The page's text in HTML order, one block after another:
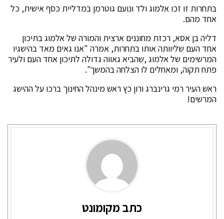
בתחרות זו זכו אלמוג ולד ונועם גוטרמן במדליית כסף אישית, כל
אחד מהם.
דליה בן אסא, רכזת מחוננים ארצית והמורה של אלמוג בתיכון
אחד העם שליוותה אותו בתחרות, אמרה "אנו גאים מאד בהישגיו
המרשימים של אלמוג ,שהביא גאווה גדולה לתיכון אחד העם ולעיר
פתח תקוה, ומאחלים לו הצלחה בהמשך".
ראש העיר רמי גרינברג ורון כץ ראש מינהל החינוך ברכו על ההישג
המרשים!
כתב מקומונט